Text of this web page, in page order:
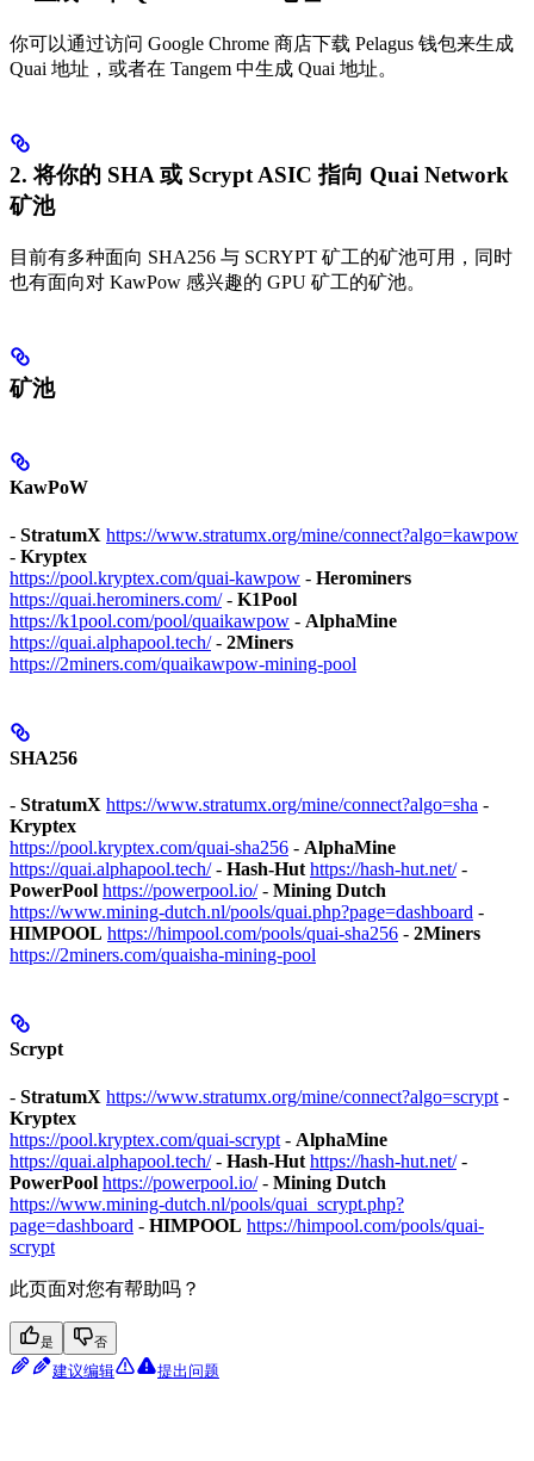
你可以通过访问 Google Chrome 商店下载 Pelagus 钱包来生成
Quai 地址，或者在 Tangem 中生成 Quai 地址。
2. 将你的 SHA 或 Scrypt ASIC 指向 Quai Network
矿池
目前有多种面向 SHA256 与 SCRYPT 矿工的矿池可用，同时
也有面向对 KawPow 感兴趣的 GPU 矿工的矿池。
矿池
KawPoW
- StratumX https://www.stratumx.org/mine/connect?algo=kawpow
- Kryptex
https://pool.kryptex.com/quai-kawpow - Herominers
https://quai.herominers.com/- K1Pool
https://k1pool.com/pool/quaikawpow - AlphaMine
https://quai.alphapool.tech/- 2Miners
https://2miners.com/quaikawpow-mining-pool
SHA256
- StratumX https://www.stratumx.org/mine/connect?algo=sha -
Kryptex
https://pool.kryptex.com/quai-sha256 - AlphaMine
https://quai.alphapool.tech/- Hash-Hut https://hash-hut.net/-
PowerPool https://powerpool.io/- Mining Dutch
https://www.mining-dutch.nl/pools/quai.php?page=dashboard -
HIMPOOL https://himpool.com/pools/quai-sha256 - 2Miners
https://2miners.com/quaisha-mining-pool
Scrypt
- StratumX https://www.stratumx.org/mine/connect?algo=scrypt -
Kryptex
https://pool.kryptex.com/quai-scrypt - AlphaMine
https://quai.alphapool.tech/- Hash-Hut https://hash-hut.net/-
PowerPool https://powerpool.io/- Mining Dutch
https://www.mining-dutch.nl/pools/quai_scrypt.php?
page=dashboard - HIMPOOL https://himpool.com/pools/quai-
scrypt
此页面对您有帮助吗？
是 否
建议编辑 提出问题